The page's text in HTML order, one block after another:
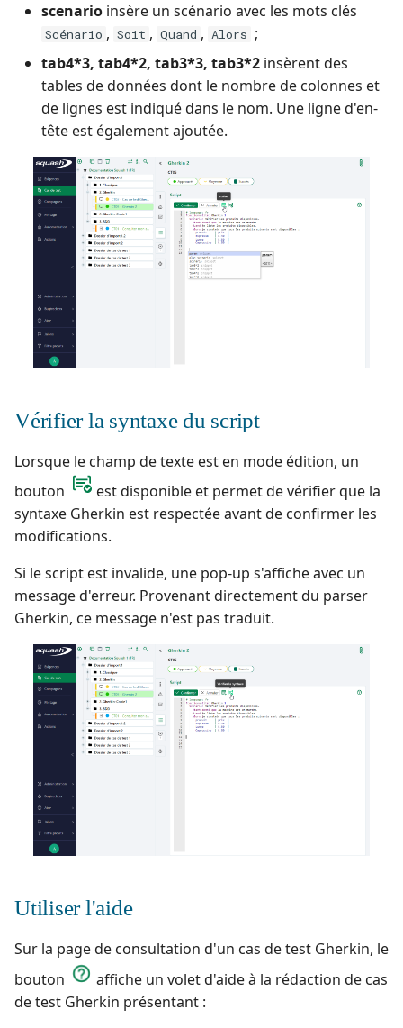
scenario insère un scénario avec les mots clés
Scénario , Soit , Quand , Alors ;
tab4*3, tab4*2, tab3*3, tab3*2 insèrent des
tables de données dont le nombre de colonnes et
de lignes est indiqué dans le nom. Une ligne d'en-
tête est également ajoutée.
Vérifier la syntaxe du script
Lorsque le champ de texte est en mode édition, un
bouton
est disponible et permet de vérifier que la
syntaxe Gherkin est respectée avant de confirmer les
modifications.
Si le script est invalide, une pop-up s'affiche avec un
message d'erreur. Provenant directement du parser
Gherkin, ce message n'est pas traduit.
Utiliser l'aide
Sur la page de consultation d'un cas de test Gherkin, le
bouton
affiche un volet d'aide à la rédaction de cas
de test Gherkin présentant :